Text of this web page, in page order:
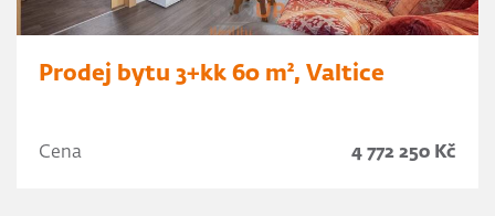
Prodej bytu 3+kk 60 m², Valtice
Cena 4 772 250 Kč